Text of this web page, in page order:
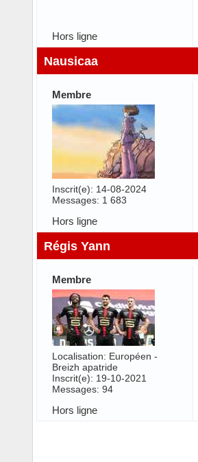
Hors ligne
Nausicaa
Membre
Inscrit(e): 14-08-2024
Messages: 1 683
Hors ligne
Régis Yann
Membre
Localisation: Européen -
Breizh apatride
Inscrit(e): 19-10-2021
Messages: 94
Hors ligne